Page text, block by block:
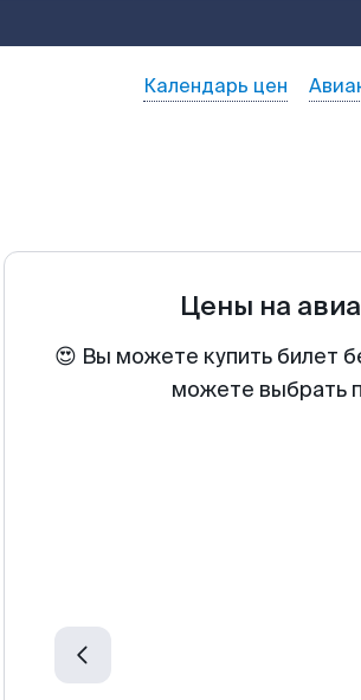
Календарь цен
Цены на
😍 Вы можете купить билет
можете выбрать